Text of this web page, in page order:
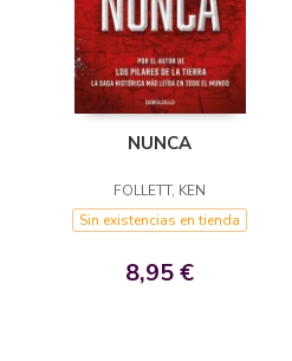
NUNCA
FOLLETT, KEN
Sin existencias en tienda
8,95 €